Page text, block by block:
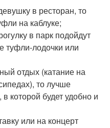
в ресторан, то
на каблуке;
в парк подойдут
туфли-лодочки или
отдых (катание на
то лучше
которой будет удобно и
или на концерт